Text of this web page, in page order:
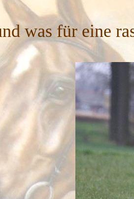
was für eine